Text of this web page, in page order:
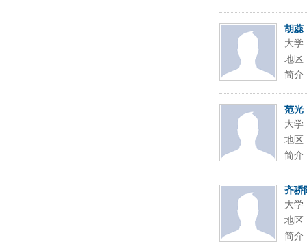
胡蕊
大学
地区
简介
范光
大学
地区
简介
齐骄
大学
地区
简介